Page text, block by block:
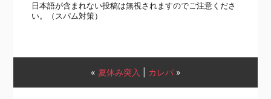
日本語が含まれない投稿は無視されますのでご注意くださ
い。（スパム対策）
« 夏休み突入 カレパ»